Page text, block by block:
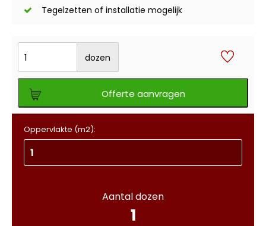
Tegelzetten of installatie mogelijk
dozen
Offerte aanvragen
Oppervlakte (m2):
Aantal dozen
1